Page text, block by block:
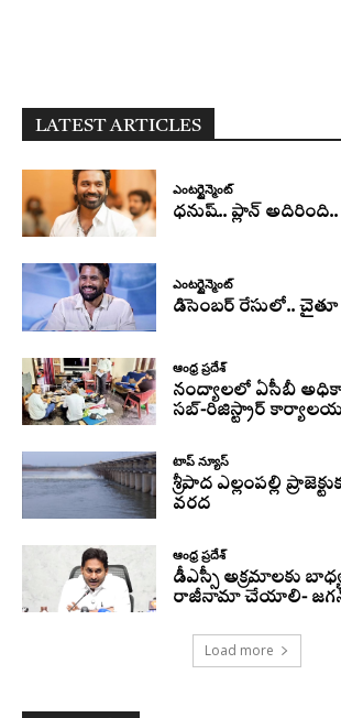
LATEST ARTICLES
ఎంటర్టైన్మెంట్
ధనుష్‌.. ప్లాన్ అదిరింది..
ఎంటర్టైన్మెంట్
డిసెంబర్ రేసులో..
ఆంధ్ర ప్రదేశ్
నంద్యాలలో ఏసీబీ
సబ్-రిజిస్ట్రార్
టాప్ న్యూస్
శ్రీపాద ఎల్లంపల్లి
వరద
ఆంధ్ర ప్రదేశ్
డీఎస్సీ అక్రమాలకు
రాజీనామా చేయాలి-
Load more